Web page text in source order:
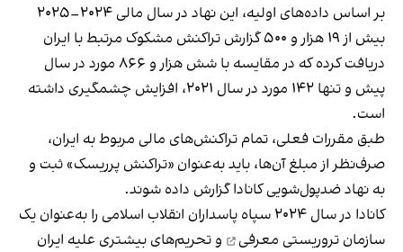
بر اساس داده‌های اولیه، این نهاد در سال مالی ۲۰۲۴–۲۰۲۵
بیش از ۱۹ هزار و ۵۰۰ گزارش تراکنش مشکوک مرتبط با ایران
دریافت کرده که در مقایسه با شش هزار و ۸۶۶ مورد در سال
پیش و تنها ۱۴۲ مورد در سال ۲۰۲۱، افزایش چشمگیری داشته
است.
طبق مقررات فعلی، تمام تراکنش‌های مالی مربوط به ایران،
صرف‌نظر از مبلغ آن‌ها، باید به‌عنوان «تراکنش پرریسک» ثبت و
به نهاد ضدپول‌شویی کانادا گزارش داده شوند.
کانادا در سال ۲۰۲۴ سپاه پاسداران انقلاب اسلامی را به‌عنوان یک
سازمان تروریستی معرفی
و تحریم‌های بیشتری علیه ایران